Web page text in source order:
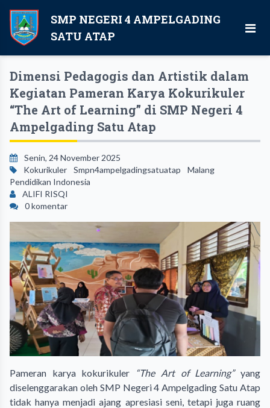
SMP NEGERI 4 AMPELGADING
SATU ATAP
Dimensi Pedagogis dan Artistik dalam
Kegiatan Pameran Karya Kokurikuler
“The Art of Learning” di SMP Negeri 4
Ampelgading Satu Atap
Senin, 24 November 2025
Kokurikuler
Smpn4ampelgadingsatuatap
Malang
Pendidikan Indonesia
ALIFI RISQI
0 komentar
Pameran karya kokurikuler “The Art of Learning”yang
diselenggarakan oleh SMP Negeri 4 Ampelgading Satu Atap
tidak hanya menjadi ajang apresiasi seni, tetapi juga ruang